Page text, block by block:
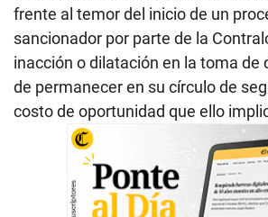
frente al temor del inicio de un
sancionador por parte de la
inacción o dilatación en la toma de
de permanecer en su círculo de
costo de oportunidad que ello